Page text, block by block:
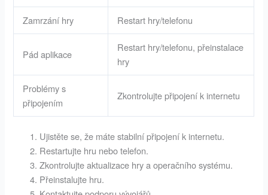
Zamrzání hry Restart hry/telefonu
Pád aplikace
Restart hry/telefonu, přeinstalace
hry
Problémy s
připojením
Zkontrolujte připojení k internetu
Ujistěte se, že máte stabilní připojení k internetu.
Restartujte hru nebo telefon.
Zkontrolujte aktualizace hry a operačního systému.
Přeinstalujte hru.